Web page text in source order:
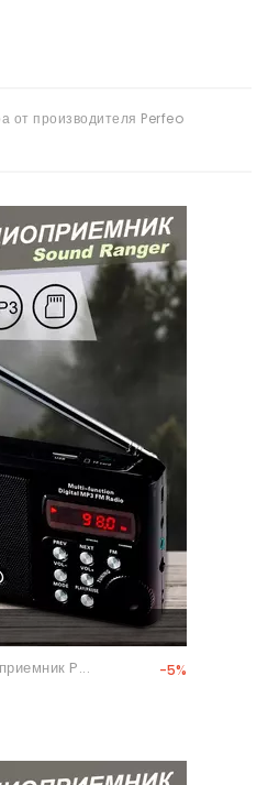
от производителя Perfeo
P... -5%